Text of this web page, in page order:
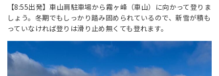
【8:55出発】車山肩駐車場から霧ヶ峰（車山）に向かって登りま
しょう。冬期でもしっかり踏み固められているので、新雪が積も
っていなければ登りは滑り止め無くても登れます。